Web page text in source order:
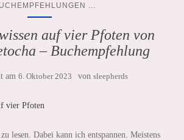
auf vier Pfoten von
– Buchempfehlung
am 6. Oktober 2023 von sleepherds
lesen. Dabei kann ich entspannen. Meistens